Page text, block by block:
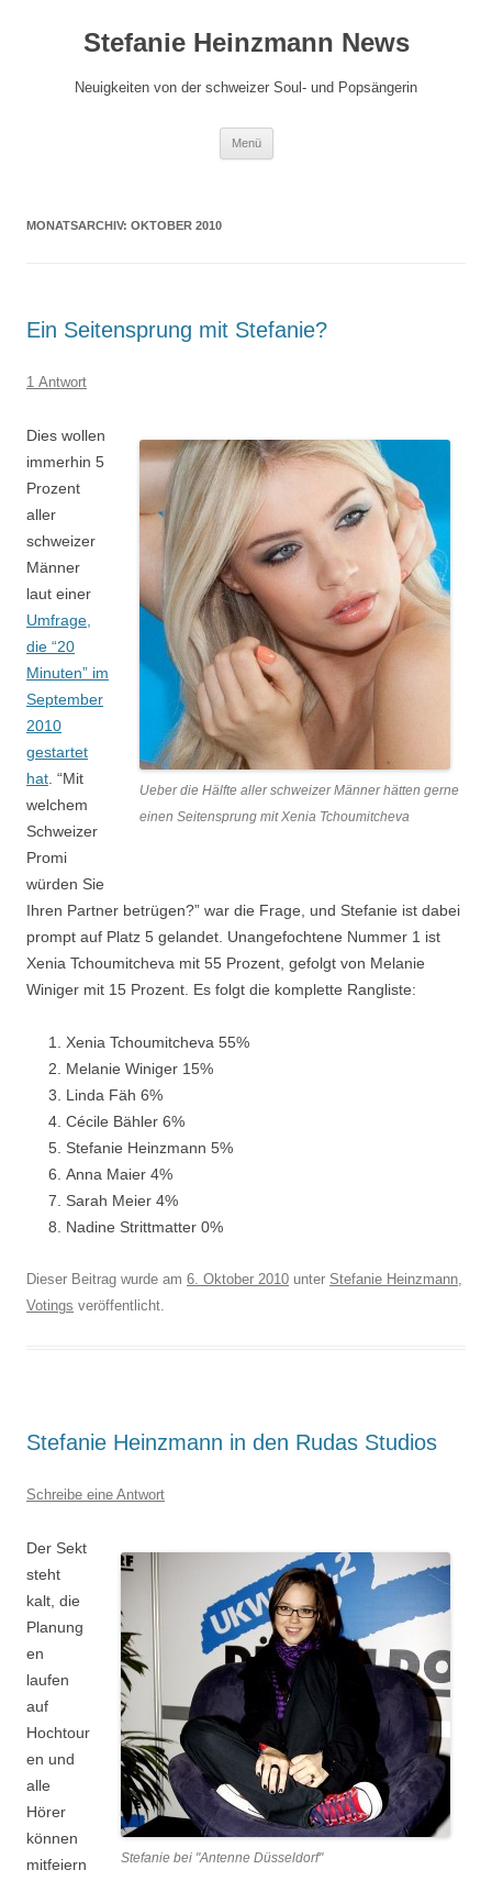
springenStefanie Heinzmann News
Neuigkeiten von der schweizer Soul- und Popsängerin
Menü
MONATSARCHIV: OKTOBER 2010
Ein Seitensprung mit Stefanie?
1 Antwort
Ueber die Hälfte aller schweizer Männer hätten gerne
einen Seitensprung mit Xenia Tchoumitcheva
Dies wollen
immerhin 5
Prozent
aller
schweizer
Männer
laut einer
Umfrage,
die “20
Minuten” im
September
2010
gestartet
hat . “Mit
welchem
Schweizer
Promi
würden Sie
Ihren Partner betrügen?” war die Frage, und Stefanie ist dabei
prompt auf Platz 5 gelandet. Unangefochtene Nummer 1 ist
Xenia Tchoumitcheva mit 55 Prozent, gefolgt von Melanie
Winiger mit 15 Prozent. Es folgt die komplette Rangliste:
Xenia Tchoumitcheva 55%
Melanie Winiger 15%
Linda Fäh 6%
Cécile Bähler 6%
Stefanie Heinzmann 5%
Anna Maier 4%
Sarah Meier 4%
Nadine Strittmatter 0%
Dieser Beitrag wurde am 6. Oktober 2010 unter Stefanie Heinzmann,
Votings veröffentlicht.
Stefanie Heinzmann in den Rudas Studios
Schreibe eine Antwort
Stefanie bei "Antenne Düsseldorf"
Der Sekt
steht
kalt, die
Planung
en
laufen
auf
Hochtour
en und
alle
Hörer
können
mitfeiern